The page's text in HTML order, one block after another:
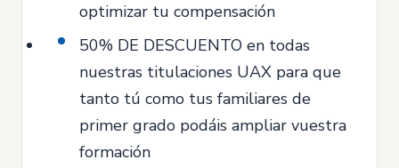
optimizar tu compensación
50% DE DESCUENTO en todas
nuestras titulaciones UAX para que
tanto tú como tus familiares de
primer grado podáis ampliar vuestra
formación